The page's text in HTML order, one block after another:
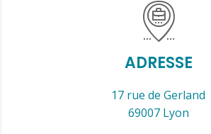
ADRESSE
17 rue de Gerland
69007 Lyon